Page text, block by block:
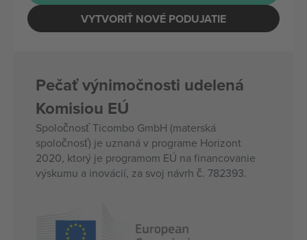
VYTVORIŤ NOVÉ PODUJATIE
Pečať výnimočnosti udelená
Komisiou EÚ
Spoločnosť Ticombo GmbH (materská
spoločnosť) je uznaná v programe Horizont
2020, ktorý je programom EÚ na financovanie
výskumu a inovácií, za svoj návrh č. 782393.